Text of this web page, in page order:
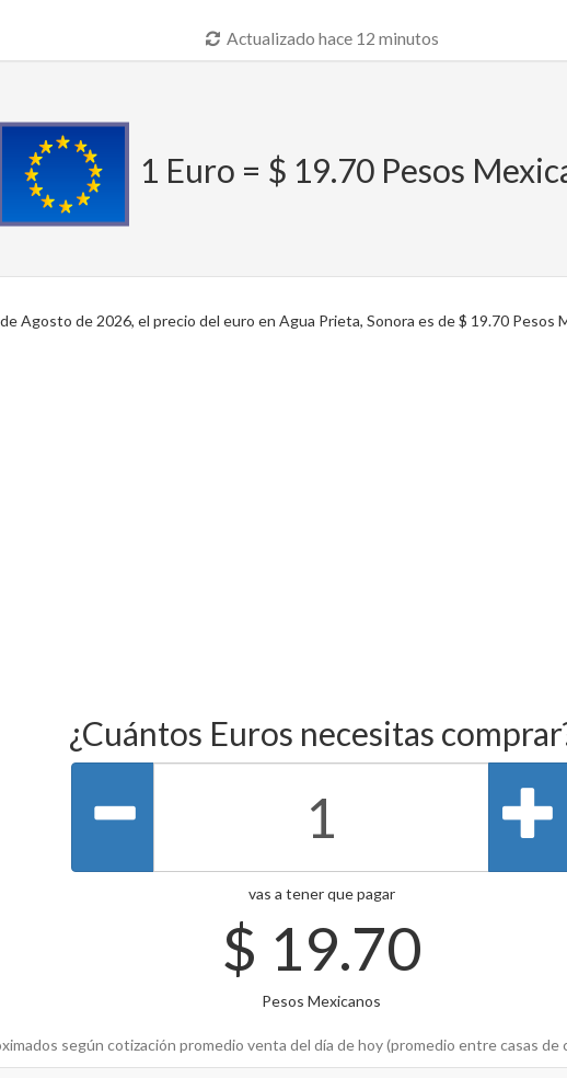
Actualizado hace 12 minutos
1 Euro = $ 19.70 Pesos
Agosto de 2026, el precio del euro en Agua Prieta, Sonora es de $ 19.70 Pesos
¿Cuántos Euros necesitas
vas a tener que pagar
$ 19.70
Pesos Mexicanos
según cotización promedio venta del día de hoy (promedio entre casas de